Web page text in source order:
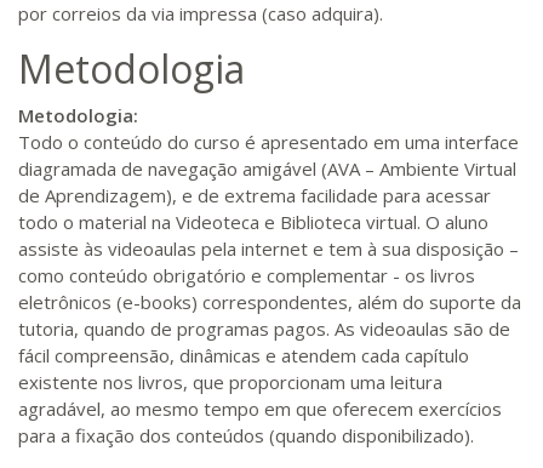
por correios da via impressa (caso adquira).
Metodologia
Metodologia:
Todo o conteúdo do curso é apresentado em uma interface
diagramada de navegação amigável (AVA – Ambiente Virtual
de Aprendizagem), e de extrema facilidade para acessar
todo o material na Videoteca e Biblioteca virtual. O aluno
assiste às videoaulas pela internet e tem à sua disposição –
como conteúdo obrigatório e complementar - os livros
eletrônicos (e-books) correspondentes, além do suporte da
tutoria, quando de programas pagos. As videoaulas são de
fácil compreensão, dinâmicas e atendem cada capítulo
existente nos livros, que proporcionam uma leitura
agradável, ao mesmo tempo em que oferecem exercícios
para a fixação dos conteúdos (quando disponibilizado).